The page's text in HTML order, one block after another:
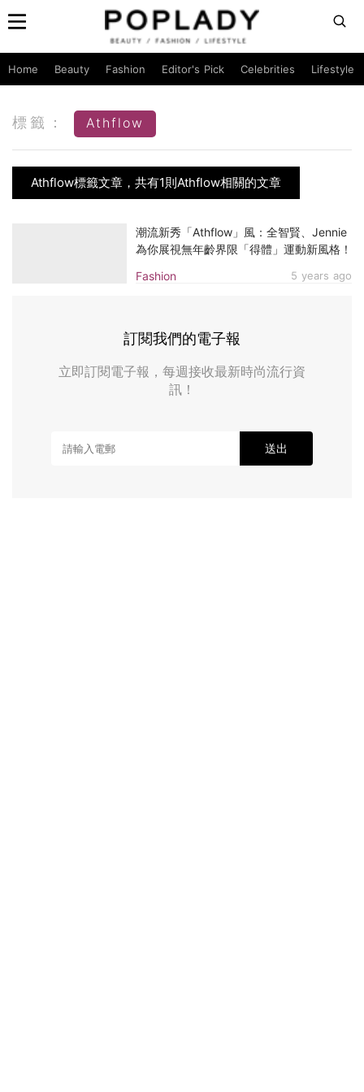
Home Beauty Fashion Editor's Pick Celebrities Lifestyle
標籤： Athflow
Athflow標籤文章，共有1則Athflow相關的文章
Fashion 5 years ago
潮流新秀「​Athflow」風：全智賢、Jennie
為你展視無年齡界限「得體」運動新風格！
訂閱我們的電子報
立即訂閱電子報，每週接收最新時尚流行資
訊！
送出